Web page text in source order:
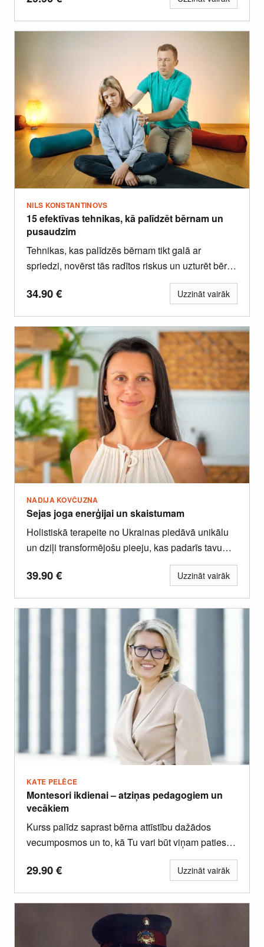
NILS KONSTANTINOVS
15 efektīvas tehnikas, kā palīdzēt bērnam un
pusaudzim
Tehnikas, kas palīdzēs bērnam tikt galā ar
spriedzi, novērst tās radītos riskus un uzturēt bērnā
spēcīgu psihoemocionālo veselību,...
34.90€ Uzzināt vairāk
NADIJA KOVČUZNA
Sejas joga enerģijai un skaistumam
Holistiskā terapeite no Ukrainas piedāvā unikālu
un dziļi transformējošu pieeju, kas padarīs tavu
seju relaksētu, mirdzošu un dabiski...
39.90€ Uzzināt vairāk
KATE PELĒCE
Montesori ikdienai – atziņas pedagogiem un
vecākiem
Kurss palīdz saprast bērna attīstību dažādos
vecumposmos un to, kā Tu vari būt viņam patiesi
29.90€ Uzzināt vairāk